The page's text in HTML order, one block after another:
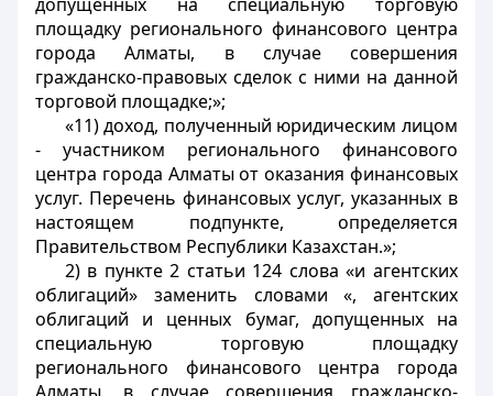
площадку регионального финансового центра
города Алматы, в случае совершения
гражданско-правовых сделок с ними на данной
торговой площадке;»;
«11) доход, полученный юридическим лицом
- участником регионального финансового
центра города Алматы от оказания финансовых
услуг. Перечень финансовых услуг, указанных в
настоящем подпункте, определяется
Правительством Республики Казахстан.»;
2) в пункте 2 статьи 124 слова «и агентских
облигаций» заменить словами «, агентских
облигаций и ценных бумаг, допущенных на
специальную торговую площадку
регионального финансового центра города